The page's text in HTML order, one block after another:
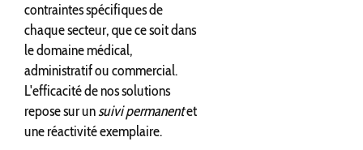
contraintes spécifiques de
chaque secteur, que ce soit dans
le domaine médical,
administratif ou commercial.
L'efficacité de nos solutions
repose sur unsuivi permanentet
une réactivité exemplaire.